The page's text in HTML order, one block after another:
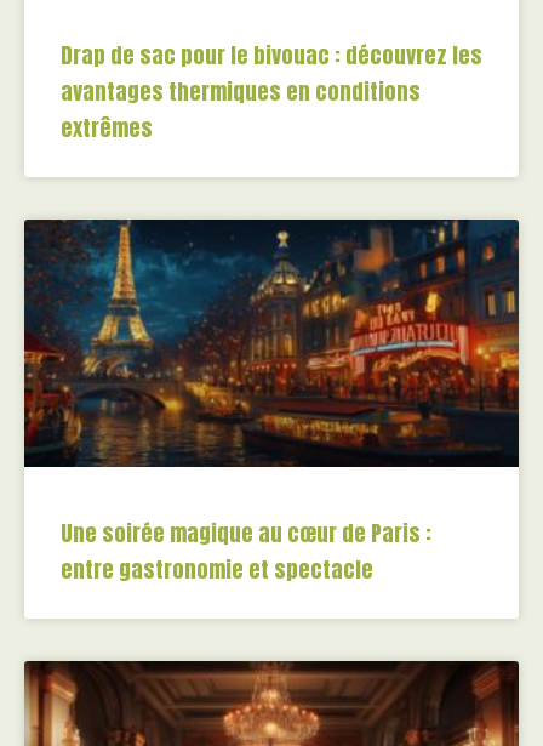
Drap de sac pour le bivouac : découvrez les
avantages thermiques en conditions
extrêmes
Une soirée magique au cœur de Paris :
entre gastronomie et spectacle